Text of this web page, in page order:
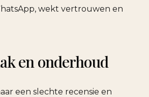
wekt vertrouwen en
en onderhoud
een slechte recensie en